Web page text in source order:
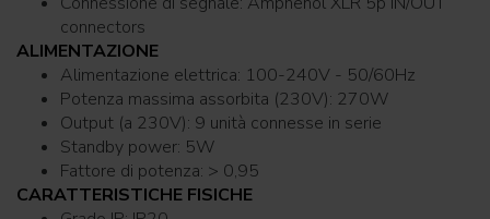
connectors
ALIMENTAZIONE
Alimentazione elettrica: 100-240V - 50/60Hz
Potenza massima assorbita (230V): 270W
Output (a 230V): 9 unità connesse in serie
Standby power: 5W
Fattore di potenza: > 0,95
CARATTERISTICHE FISICHE